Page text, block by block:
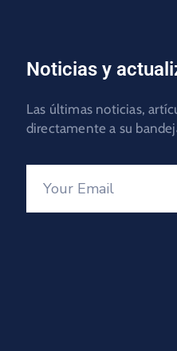
Noticias y
Las últimas noticias,
directamente a su